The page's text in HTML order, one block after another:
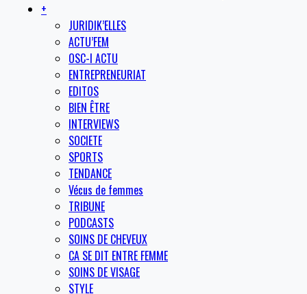
+
JURIDIK’ELLES
ACTU’FEM
OSC-I ACTU
ENTREPRENEURIAT
EDITOS
BIEN ÊTRE
INTERVIEWS
SOCIETE
SPORTS
TENDANCE
Vécus de femmes
TRIBUNE
PODCASTS
SOINS DE CHEVEUX
CA SE DIT ENTRE FEMME
SOINS DE VISAGE
STYLE